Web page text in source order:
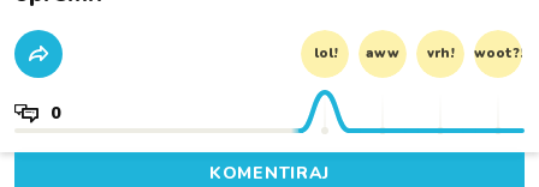
lol! aww vrh! woot?!
0
KOMENTIRAJ